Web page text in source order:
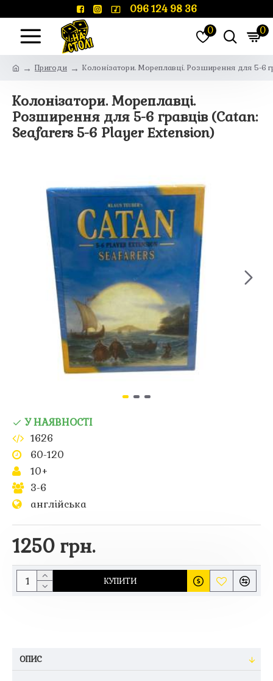
096 124 98 36
0 0
Пригоди Колонізатори. Мореплавці. Розширення для 5-6
Колонізатори. Мореплавці.
Розширення для 5-6 гравців (Catan:
Seafarers 5-6 Player Extension)
1250 грн.
У НАЯВНОСТІ
1626
60-120
10+
3-6
англійська
КУПИТИ
ОПИС